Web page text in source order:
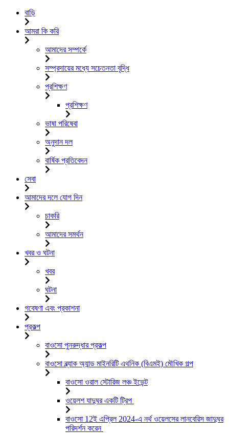
বাড়ি
আমরা কি করি
আমাদের সম্পর্কে
সম্প্রদায়ের মধ্যে সচেতনতা বৃদ্ধি
প্রশিক্ষণ
প্রশিক্ষণ
ভাষা পরিষেবা
অনুদান দল
বার্ষিক প্রতিবেদন
সেবা
আমাদের দলে যোগ দিন
চাকরি
আমাদের সমর্থন
খবর ও ঘটনা
খবর
ঘটনা
গবেষণা এবং প্রকাশনা
প্রকল্প
বাওসো পুনরুদ্ধার প্রকল্প
বাওসো ব্ল্যাক অ্যান্ড মাইনরিটি এথনিক (বিএমই) মৌখিক গল্প
বাওসো ওরাল স্টোরিজ লঞ্চ ইভেন্ট
ওয়েলশ যাদুঘর একটি ট্রিপ
বাওসো 12ই এপ্রিল 2024-এ নর্থ ওয়েলসের লানবেরিস জাদুঘর
পরিদর্শন করেন